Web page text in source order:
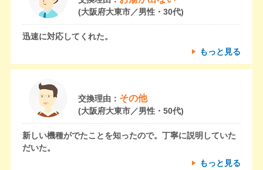
(大阪府大東市／男性・30代)
迅速に対応してくれた。
もっと見る
交換理由： その他
(大阪府大東市／男性・50代)
新しい機種がでたことを知ったので。丁寧に説明していた
だいた。
もっと見る